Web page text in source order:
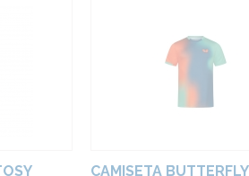
CAMISETA BUTTERFLY